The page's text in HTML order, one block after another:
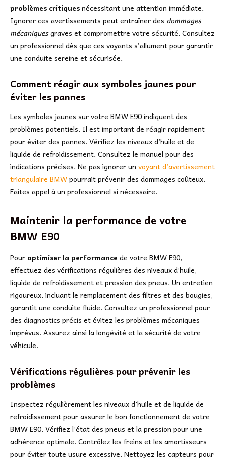
problèmes critiquesnécessitant une attention immédiate.
Ignorer ces avertissements peut entraîner des dommages
mécaniquesgraves et compromettre votre sécurité. Consultez
un professionnel dès que ces voyants s’allument pour garantir
une conduite sereine et sécurisée.
Comment réagir aux symboles jaunes pour
éviter les pannes
Les symboles jaunes sur votre BMW E90 indiquent des
problèmes potentiels. Il est important de réagir rapidement
pour éviter des pannes. Vérifiez les niveaux d’huile et de
liquide de refroidissement. Consultez le manuel pour des
indications précises. Ne pas ignorer un voyant d’avertissement
triangulaire BMWpourrait prévenir des dommages coûteux.
Faites appel à un professionnel si nécessaire.
Maintenir la performance de votre
BMW E90
Pour optimiser la performance de votre BMW E90,
effectuez des vérifications régulières des niveaux d’huile,
liquide de refroidissement et pression des pneus. Un entretien
rigoureux, incluant le remplacement des filtres et des bougies,
garantit une conduite fluide. Consultez un professionnel pour
des diagnostics précis et évitez les problèmes mécaniques
imprévus. Assurez ainsi la longévité et la sécurité de votre
véhicule.
Vérifications régulières pour prévenir les
problèmes
Inspectez régulièrement les niveaux d’huile et de liquide de
refroidissement pour assurer le bon fonctionnement de votre
BMW E90. Vérifiez l’état des pneus et la pression pour une
adhérence optimale. Contrôlez les freins et les amortisseurs
pour éviter toute usure excessive. Nettoyez les capteurs pour